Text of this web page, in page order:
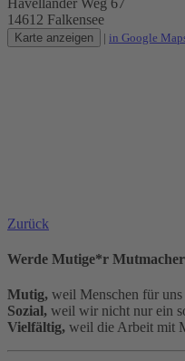
14612 Falkensee
Karte anzeigen | in Google
Zurück
Werde Mutige*r
Mutig, weil Menschen für
Sozial, weil wir nicht nur ein
Vielfältig, weil die Arbeit mit